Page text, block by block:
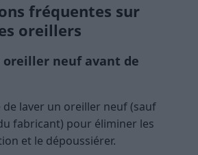
fréquentes sur
oreillers
neuf avant de
de laver un oreiller neuf (sauf
fabricant) pour éliminer les
et le dépoussiérer.